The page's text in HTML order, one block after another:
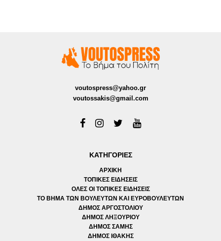
voutospress@yahoo.gr
voutossakis@gmail.com
ΚΑΤΗΓΟΡΙΕΣ
ΑΡΧΙΚΗ
ΤΟΠΙΚΕΣ ΕΙΔΗΣΕΙΣ
ΟΛΕΣ ΟΙ ΤΟΠΙΚΕΣ ΕΙΔΗΣΕΙΣ
ΤΟ ΒΗΜΑ ΤΩΝ ΒΟΥΛΕΥΤΩΝ ΚΑΙ ΕΥΡΟΒΟΥΛΕΥΤΩΝ
ΔΗΜΟΣ ΑΡΓΟΣΤΟΛΙΟΥ
ΔΗΜΟΣ ΛΗΞΟΥΡΙΟΥ
ΔΗΜΟΣ ΣΑΜΗΣ
ΔΗΜΟΣ ΙΘΑΚΗΣ